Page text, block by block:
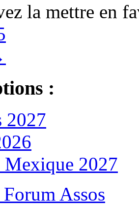
la mettre en
:
2027
Mexique 2027
Assos